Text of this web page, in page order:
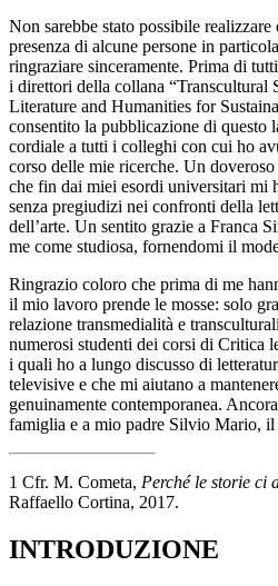
Non sarebbe stato possibile realizzare
presenza di alcune persone in
ringraziare sinceramente. Prima di
i direttori della collana “Transcultural
Literature and Humanities for
consentito la pubblicazione di questo
cordiale a tutti i colleghi con cui ho
corso delle mie ricerche. Un
che fin dai miei esordi universitari mi
senza pregiudizi nei confronti della
dell’arte. Un sentito grazie a Franca
me come studiosa, fornendomi il
Ringrazio coloro che prima di me
il mio lavoro prende le mosse: solo
relazione transmedialità e
numerosi studenti dei corsi di Critica
i quali ho a lungo discusso di
televisive e che mi aiutano a
genuinamente contemporanea.
famiglia e a mio padre Silvio Mario,
1 Cfr. M. Cometa, Perché le storie ci
Raffaello Cortina, 2017.
INTRODUZIONE